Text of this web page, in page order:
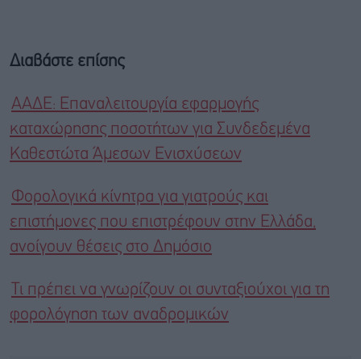
Διαβάστε επίσης
ΑΑΔΕ: Επαναλειτουργία εφαρμογής
καταχώρησης ποσοτήτων για Συνδεδεμένα
Καθεστώτα Άμεσων Ενισχύσεων
Φορολογικά κίνητρα για γιατρούς και
επιστήμονες που επιστρέφουν στην Ελλάδα,
ανοίγουν θέσεις στο Δημόσιο
Τι πρέπει να γνωρίζουν οι συνταξιούχοι για τη
φορολόγηση των αναδρομικών